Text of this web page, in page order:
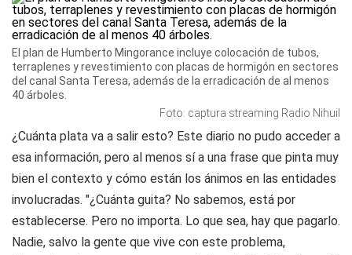
El plan de Humberto Mingorance incluye colocación de tubos,
terraplenes y revestimiento con placas de hormigón en sectores
del canal Santa Teresa, además de la erradicación de al menos
40 árboles.
Foto: captura streaming Radio Nihuil
¿Cuánta plata va a salir esto? Este diario no pudo acceder a
esa información, pero al menos sí a una frase que pinta muy
bien el contexto y cómo están los ánimos en las entidades
involucradas. "¿Cuánta guita? No sabemos, está por
establecerse. Pero no importa. Lo que sea, hay que pagarlo.
Nadie, salvo la gente que vive con este problema,